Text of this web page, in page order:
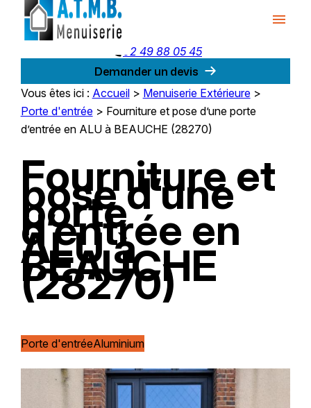
menu
phone 02 49 88 05 45
Demander un devis
Vous êtes ici : Accueil> Menuiserie Extérieure>
Porte d'entrée> Fourniture et pose d’une porte
d’entrée en ALU à BEAUCHE (28270)
Fourniture et
pose d’une
porte
d’entrée en
ALU à
BEAUCHE
(28270)
Porte d'entréeAluminium
Panneau de gestion des cookies